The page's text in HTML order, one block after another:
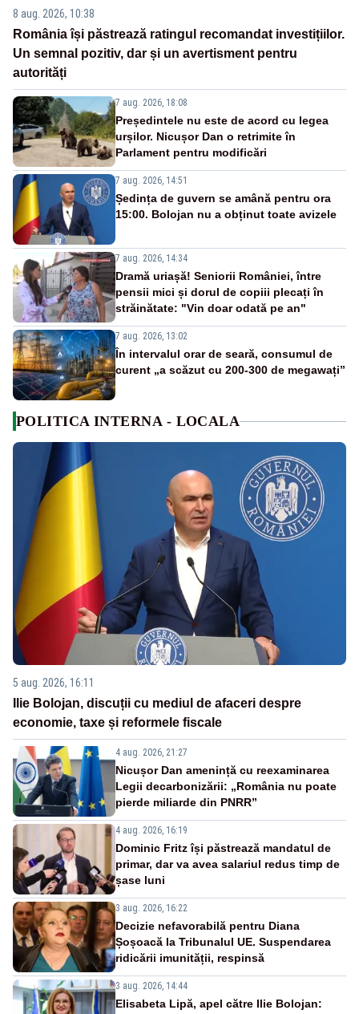
8 aug. 2026, 10:38
România își păstrează ratingul recomandat investițiilor.
Un semnal pozitiv, dar și un avertisment pentru
autorități
7 aug. 2026, 18:08
Președintele nu este de acord cu legea
urșilor. Nicușor Dan o retrimite în
Parlament pentru modificări
7 aug. 2026, 14:51
Ședința de guvern se amână pentru ora
15:00. Bolojan nu a obținut toate avizele
7 aug. 2026, 14:34
Dramă uriașă! Seniorii României, între
pensii mici și dorul de copiii plecați în
străinătate: "Vin doar odată pe an"
7 aug. 2026, 13:02
În intervalul orar de seară, consumul de
curent „a scăzut cu 200-300 de megawați”
POLITICA INTERNA - LOCALA
5 aug. 2026, 16:11
Ilie Bolojan, discuții cu mediul de afaceri despre
economie, taxe și reformele fiscale
4 aug. 2026, 21:27
Nicușor Dan amenință cu reexaminarea
Legii decarbonizării: „România nu poate
pierde miliarde din PNRR”
4 aug. 2026, 16:19
Dominic Fritz își păstrează mandatul de
primar, dar va avea salariul redus timp de
șase luni
3 aug. 2026, 16:22
Decizie nefavorabilă pentru Diana
Șoșoacă la Tribunalul UE. Suspendarea
ridicării imunității, respinsă
3 aug. 2026, 14:44
Elisabeta Lipă, apel către Ilie Bolojan: